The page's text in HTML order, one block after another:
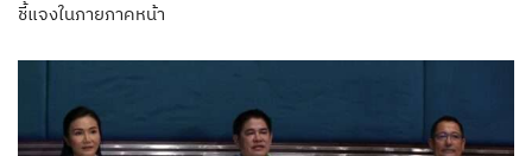
ชี้แจงในภายภาคหน้า